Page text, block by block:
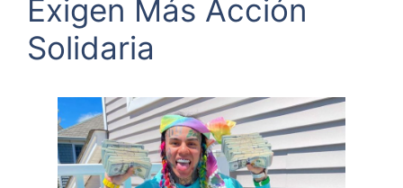
Exigen Más Acción
Solidaria